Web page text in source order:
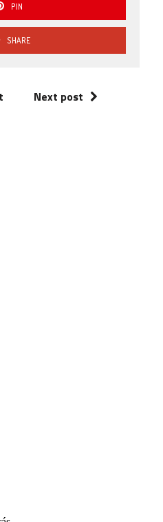
PIN
SHARE
Next post